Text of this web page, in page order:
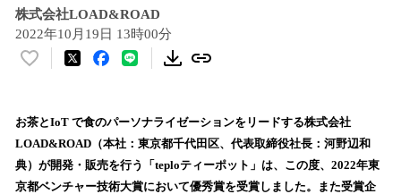
株式会社LOAD&ROAD
2022年10月19日 13時00分
い
！
数
を
読
お茶とIoT で食のパーソナライゼーションをリードする株式会社
LOAD&ROAD（本社：東京都千代田区、代表取締役社長：河野辺和
典）が開発・販売を行う「teploティーポット」は、この度、2022年東
京都ベンチャー技術大賞において優秀賞を受賞しました。また受賞企